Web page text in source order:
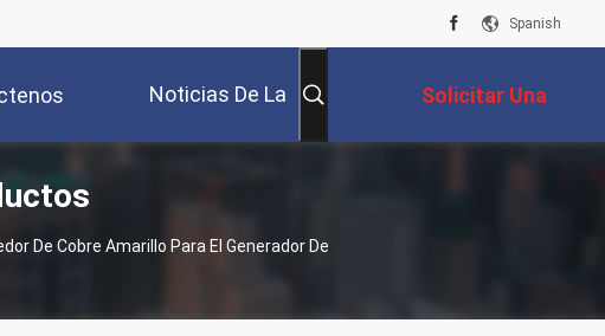
Spanish
Noticias De La Solicitar Una
Cotización
De Cobre Amarillo Para El Generador De